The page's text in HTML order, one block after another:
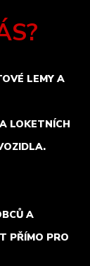
LEMY A
LOKETNÍCH
A
PŘÍMO PRO